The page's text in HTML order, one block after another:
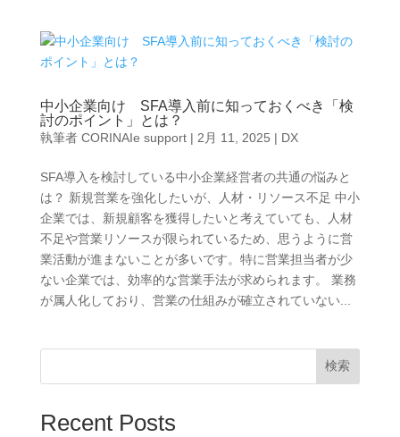
中小企業向け SFA導入前に知っておくべき「検
討のポイント」とは？
執筆者 CORINAIe support| 2月 11, 2025 | DX
SFA導入を検討している中小企業経営者の共通の悩みと
は？ 新規営業を強化したいが、人材・リソース不足 中小
企業では、新規顧客を獲得したいと考えていても、人材
不足や営業リソースが限られているため、思うように営
業活動が進まないことが多いです。特に営業担当者が少
ない企業では、効率的な営業手法が求められます。 業務
が属人化しており、営業の仕組みが確立されていない...
検索
Recent Posts